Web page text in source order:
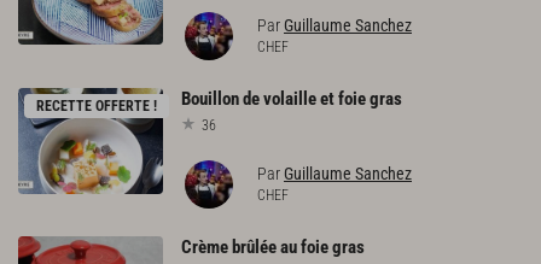
ParGuillaume Sanchez
CHEF
RECETTE OFFERTE ! Bouillondevolailleetfoiegras
36
ParGuillaume Sanchez
CHEF
Crème brûléeaufoiegras